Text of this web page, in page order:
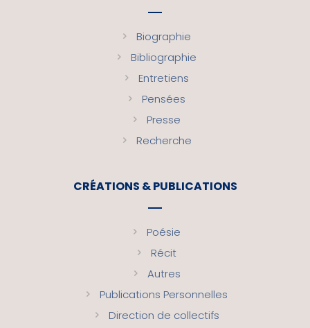
Biographie
Bibliographie
Entretiens
Pensées
Presse
Recherche
CRÉATIONS & PUBLICATIONS
Poésie
Récit
Autres
Publications Personnelles
Direction de collectifs